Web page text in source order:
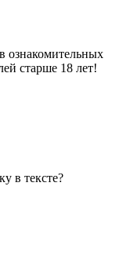
ознакомительных
старше 18 лет!
в тексте?